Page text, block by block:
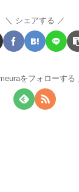
シェアする
をフォローする